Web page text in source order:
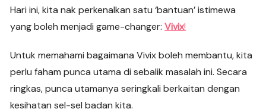
Hari ini, kita nak perkenalkan satu ‘bantuan’ istimewa
yang boleh menjadi game-changer:Vivix!
Untuk memahami bagaimana Vivix boleh membantu, kita
perlu faham punca utama di sebalik masalah ini. Secara
ringkas, punca utamanya seringkali berkaitan dengan
kesihatan sel-sel badan kita.